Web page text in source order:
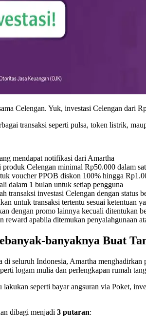
Celengan. Yuk, investasi Celengan dari
transaksi seperti pulsa, token listrik,
mendapat notifikasi dari Amartha
Celengan minimal Rp50.000 dalam
voucher PPOB diskon 100% hingga
dalam 1 bulan untuk setiap pengguna
transaksi investasi Celengan dengan status
untuk transaksi tertentu sesuai ketentuan
dengan promo lainnya kecuali ditentukan
reward apabila ditemukan penyalahgunaan
banyaknya Buat
di seluruh Indonesia, Amartha menghadirkan
logam mulia dan perlengkapan rumah
seperti bayar angsuran via Poket,
dibagi menjadi 3 putaran: